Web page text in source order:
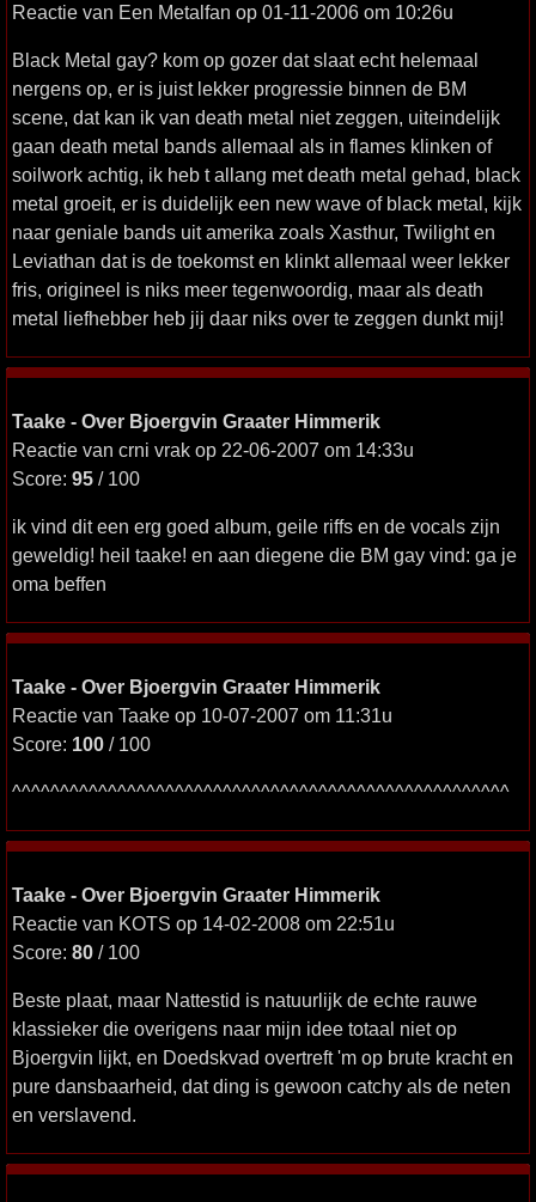
Reactie van Een Metalfan op 01-11-2006 om 10:26u
Black Metal gay? kom op gozer dat slaat echt helemaal
nergens op, er is juist lekker progressie binnen de BM
scene, dat kan ik van death metal niet zeggen, uiteindelijk
gaan death metal bands allemaal als in flames klinken of
soilwork achtig, ik heb t allang met death metal gehad, black
metal groeit, er is duidelijk een new wave of black metal, kijk
naar geniale bands uit amerika zoals Xasthur, Twilight en
Leviathan dat is de toekomst en klinkt allemaal weer lekker
fris, origineel is niks meer tegenwoordig, maar als death
metal liefhebber heb jij daar niks over te zeggen dunkt mij!
Taake - Over Bjoergvin Graater Himmerik
Reactie van crni vrak op 22-06-2007 om 14:33u
Score: 95 / 100
ik vind dit een erg goed album, geile riffs en de vocals zijn
geweldig! heil taake! en aan diegene die BM gay vind: ga je
oma beffen
Taake - Over Bjoergvin Graater Himmerik
Reactie van Taake op 10-07-2007 om 11:31u
Score: 100 / 100
^^^^^^^^^^^^^^^^^^^^^^^^^^^^^^^^^^^^^^^^^^^^^^^^^^^^
Taake - Over Bjoergvin Graater Himmerik
Reactie van KOTS op 14-02-2008 om 22:51u
Score: 80 / 100
Beste plaat, maar Nattestid is natuurlijk de echte rauwe
klassieker die overigens naar mijn idee totaal niet op
Bjoergvin lijkt, en Doedskvad overtreft 'm op brute kracht en
pure dansbaarheid, dat ding is gewoon catchy als de neten
en verslavend.